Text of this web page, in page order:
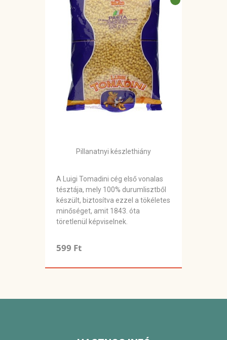
Pillanatnyi készlethiány
A Luigi Tomadini cég első vonalas
tésztája, mely 100% durumlisztből
készült, biztosítva ezzel a tökéletes
minőséget, amit 1843. óta
töretlenül képviselnek.
599 Ft